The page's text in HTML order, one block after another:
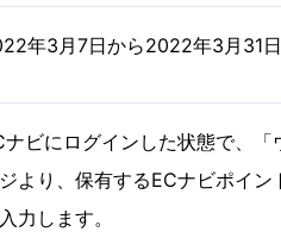
年3月7日から2022年3月31
ナビにログインした状態で、
より、保有するECナビポイ
力します。